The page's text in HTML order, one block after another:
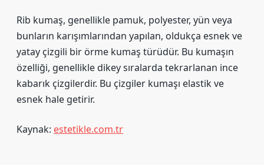
Rib kumaş, genellikle pamuk, polyester, yün veya
bunların karışımlarından yapılan, oldukça esnek ve
yatay çizgili bir örme kumaş türüdür. Bu kumaşın
özelliği, genellikle dikey sıralarda tekrarlanan ince
kabarık çizgilerdir. Bu çizgiler kumaşı elastik ve
esnek hale getirir.
Kaynak: estetikle.com.tr